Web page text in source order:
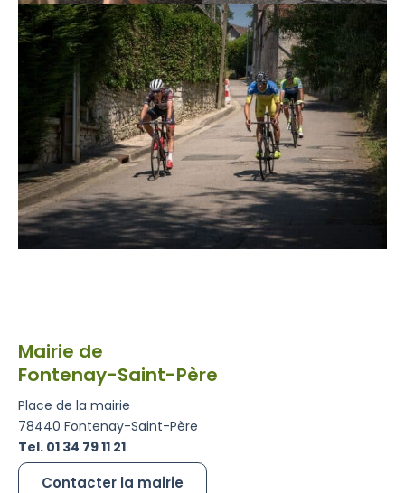
Mairie de
Fontenay-Saint-Père
Place de la mairie
78440 Fontenay-Saint-Père
Tel. 01 34 79 11 21
Contacter la mairie